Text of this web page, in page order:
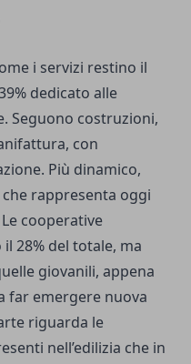
i servizi restino il
dedicato alle
Seguono costruzioni,
con
Più dinamico,
rappresenta oggi
cooperative
28% del totale, ma
giovanili, appena
far emergere nuova
riguarda le
nell’edilizia che in